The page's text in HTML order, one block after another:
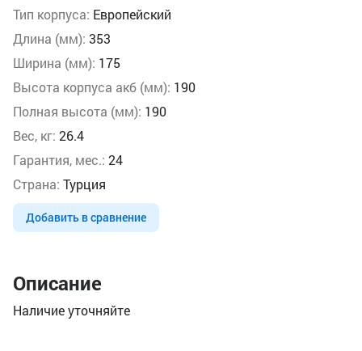
Тип корпуса: Европейский
Длина (мм): 353
Ширина (мм): 175
Высота корпуса акб (мм): 190
Полная высота (мм): 190
Вес, кг: 26.4
Гарантия, мес.: 24
Страна: Турция
Добавить в сравнение
Описание
Наличие уточняйте